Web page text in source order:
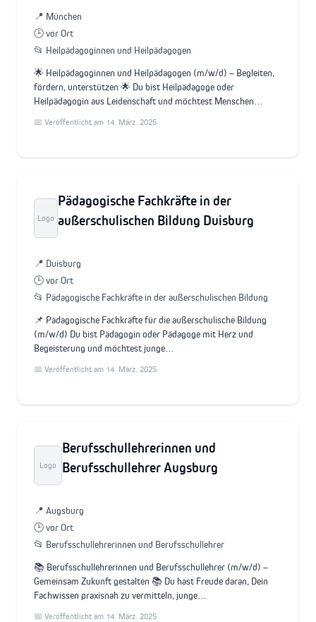
📍 München
🕒 vor Ort
📂 Heilpädagoginnen und Heilpädagogen
🌟 Heilpädagoginnen und Heilpädagogen (m/w/d) – Begleiten,
fördern, unterstützen 🌟 Du bist Heilpädagoge oder
Heilpädagogin aus Leidenschaft und möchtest Menschen…
📅 Veröffentlicht am 14. März. 2025
Logo
Pädagogische Fachkräfte in der
außerschulischen Bildung Duisburg
📍 Duisburg
🕒 vor Ort
📂 Pädagogische Fachkräfte in der außerschulischen Bildung
📌 Pädagogische Fachkräfte für die außerschulische Bildung
(m/w/d) Du bist Pädagogin oder Pädagoge mit Herz und
Begeisterung und möchtest junge…
📅 Veröffentlicht am 14. März. 2025
Logo
Berufsschullehrerinnen und
Berufsschullehrer Augsburg
📍 Augsburg
🕒 vor Ort
📂 Berufsschullehrerinnen und Berufsschullehrer
📚 Berufsschullehrerinnen und Berufsschullehrer (m/w/d) –
Gemeinsam Zukunft gestalten 📚 Du hast Freude daran, Dein
Fachwissen praxisnah zu vermitteln, junge…
📅 Veröffentlicht am 14. März. 2025